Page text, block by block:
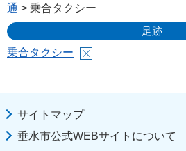
通 > 乗合タクシー
足跡
乗合タクシー
サイトマップ
垂水市公式WEBサイトについて